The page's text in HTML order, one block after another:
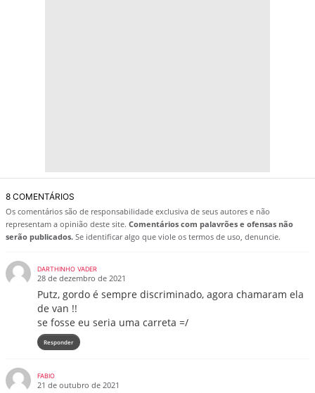
8 COMENTÁRIOS
Os comentários são de responsabilidade exclusiva de seus autores e não
representam a opinião deste site. Comentários com palavrões e ofensas não
serão publicados. Se identificar algo que viole os termos de uso, denuncie.
DARTHINHO VADER
28 de dezembro de 2021
Putz, gordo é sempre discriminado, agora chamaram ela
de van !!
se fosse eu seria uma carreta =/
Responder
FABIO
21 de outubro de 2021